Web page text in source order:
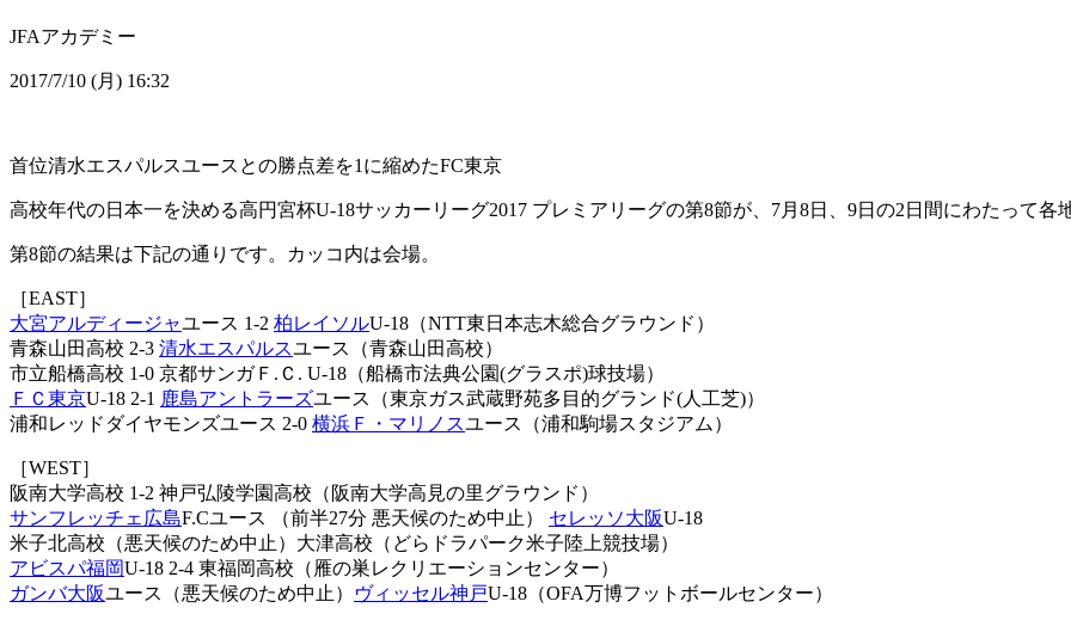
JFAアカデミー
2017/7/10 (月) 16:32
首位清水エスパルスユースとの勝点差を1に縮めたFC東京
高校年代の日本一を決める高円宮杯U-18サッカーリーグ2017 プレミアリーグの第8節が、7月8日、9日の2日間にわたって各
第8節の結果は下記の通りです。カッコ内は会場。
［EAST］
大宮アルディージャユース 1-2 柏レイソルU-18（NTT東日本志木総合グラウンド）
青森山田高校 2-3 清水エスパルスユース（青森山田高校）
市立船橋高校 1-0 京都サンガＦ.Ｃ. U-18（船橋市法典公園(グラスポ)球技場）
ＦＣ東京U-18 2-1 鹿島アントラーズユース（東京ガス武蔵野苑多目的グランド(人工芝)）
浦和レッドダイヤモンズユース 2-0 横浜Ｆ・マリノスユース（浦和駒場スタジアム）
［WEST］
阪南大学高校 1-2 神戸弘陵学園高校（阪南大学高見の里グラウンド）
サンフレッチェ広島F.Cユース （前半27分 悪天候のため中止） セレッソ大阪U-18
米子北高校（悪天候のため中止）大津高校（どらドラパーク米子陸上競技場）
アビスパ福岡U-18 2-4 東福岡高校（雁の巣レクリエーションセンター）
ガンバ大阪ユース（悪天候のため中止） ヴィッセル神戸U-18（OFA万博フットボールセンター）